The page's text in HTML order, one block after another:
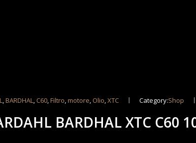
,BARDHAL, C60,Filtro,motore, Olio,XTC Category:Shop
BARDHAL XTC C60